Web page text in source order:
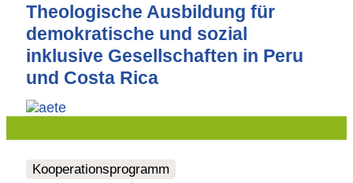
Theologische Ausbildung für
demokratische und sozial
inklusive Gesellschaften in Peru
und Costa Rica
Kooperationsprogramm